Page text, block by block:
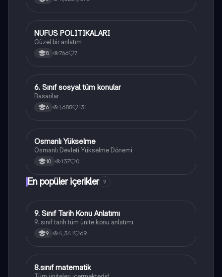
Sosyal Bilgiler
NÜFUS POLİTİKALARI
Güzel bir anlatım
8 766 7
Sosyal Bilgiler
6. Sınıf sosyal tüm konular
Basarilar
6 1,688 131
Sosyal Bilgiler
Osmanlı Yükselme
Osmanlı Devleti Yükselme Dönemi
10 137 0
En popüler içerikler 9
Tarih
9. Sınıf Tarih Konu Anlatımı
9. sınıf tarih tüm ünite konu anlatımı
9 4,341 69
Matematik
8.sınıf matematik